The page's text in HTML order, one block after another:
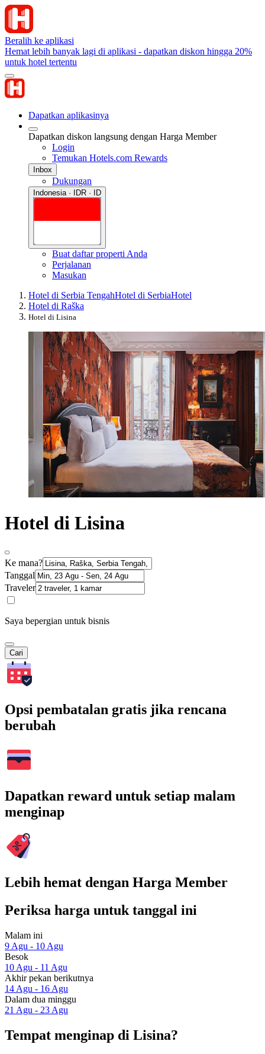
Beralih ke aplikasi
Hemat lebih banyak lagi di aplikasi - dapatkan diskon hingga 20%
untuk hotel tertentu
Dapatkan aplikasinya
Dapatkan diskon langsung dengan Harga Member
Login
Temukan Hotels.com Rewards
Inbox
Dukungan
Indonesia · IDR · ID
Buat daftar properti Anda
Perjalanan
Masukan
Hotel di Serbia TengahHotel di SerbiaHotel
Hotel di Raška
Hotel di Lisina
Hotel di Lisina
Ke mana?
Tanggal
Traveler
Saya bepergian untuk bisnis
Cari
Opsi pembatalan gratis jika rencana
berubah
Dapatkan reward untuk setiap malam
menginap
Lebih hemat dengan Harga Member
Periksa harga untuk tanggal ini
Malam ini
9 Agu - 10 Agu
Besok
10 Agu - 11 Agu
Akhir pekan berikutnya
14 Agu - 16 Agu
Dalam dua minggu
21 Agu - 23 Agu
Tempat menginap di Lisina?